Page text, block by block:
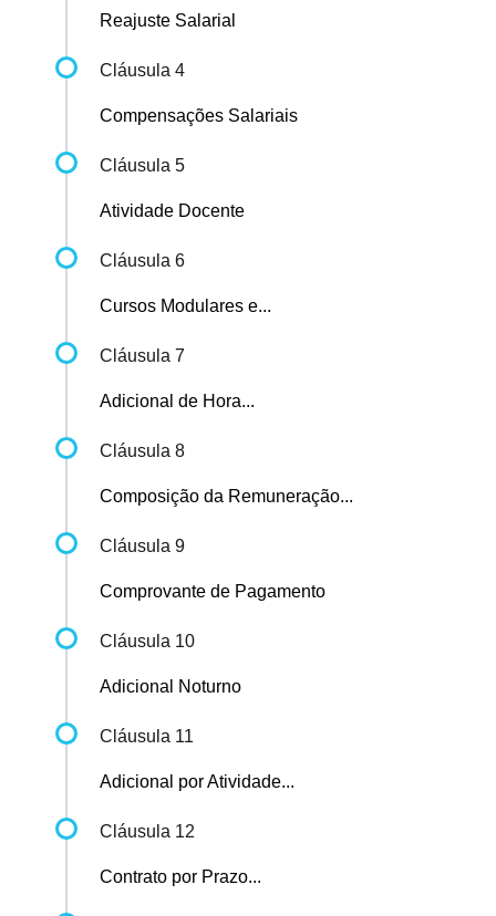
Reajuste Salarial
Cláusula 4
Compensações Salariais
Cláusula 5
Atividade Docente
Cláusula 6
Cursos Modulares e...
Cláusula 7
Adicional de Hora...
Cláusula 8
Composição da Remuneração...
Cláusula 9
Comprovante de Pagamento
Cláusula 10
Adicional Noturno
Cláusula 11
Adicional por Atividade...
Cláusula 12
Contrato por Prazo...